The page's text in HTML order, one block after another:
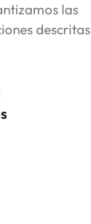
las
descritas